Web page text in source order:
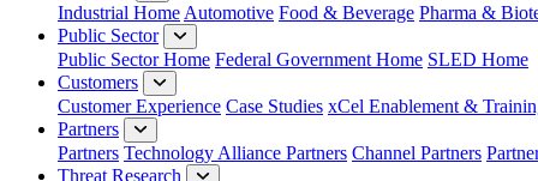
Industrial Home Automotive Food & Beverage Pharma &
Public Sector
Public Sector Home Federal Government Home SLED Home
Customers
Customer Experience Case Studies xCel Enablement &
Partners
Partners Technology Alliance Partners Channel Partners
Threat Research